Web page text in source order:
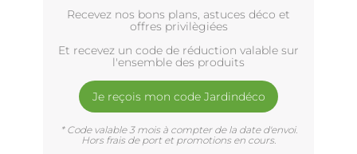
Recevez nos bons plans, astuces déco et
offres privilègiées
Et recevez un code de réduction valable sur
l'ensemble des produits
Je reçois mon code Jardindéco
* Code valable 3 mois à compter de la date d'envoi.
Hors frais de port et promotions en cours.